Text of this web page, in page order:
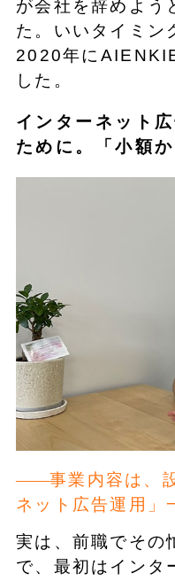
が会社を辞めよう
た。いいタイミン
2020年に
した。
インターネット
ために。「小額
事業内容は、
ネット広告運用」
実は、前職でその
で、最初はインタ